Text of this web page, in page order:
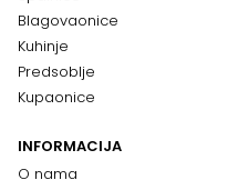
Blagovaonice
Kuhinje
Predsoblje
Kupaonice
INFORMACIJA
O nama